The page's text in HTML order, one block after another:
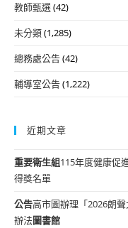
教師甄選(42)
未分類(1,285)
總務處公告(42)
輔導室公告(1,222)
近期文章
重要衛生組115年度健康促
得獎名單
公告高市圖辦理「2026朗
辦法圖書館